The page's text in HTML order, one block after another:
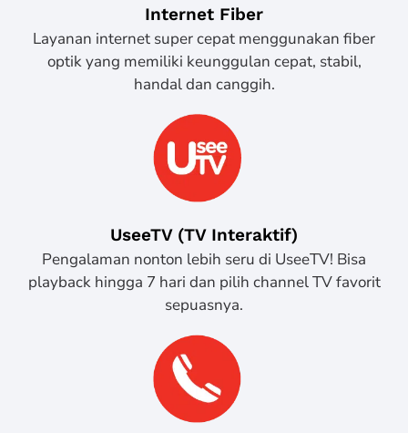
Internet Fiber
Layanan internet super cepat menggunakan fiber
optik yang memiliki keunggulan cepat, stabil,
handal dan canggih.
UseeTV (TV Interaktif)
Pengalaman nonton lebih seru di UseeTV! Bisa
playback hingga 7 hari dan pilih channel TV favorit
sepuasnya.